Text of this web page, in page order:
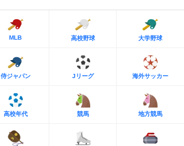
MLB 高校野球 大学野球
侍ジャパン Jリーグ 海外サッカー
高校年代 競馬 地方競馬